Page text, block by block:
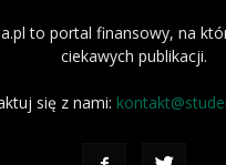
to portal finansowy, na
ciekawych publikacji.
się z nami: